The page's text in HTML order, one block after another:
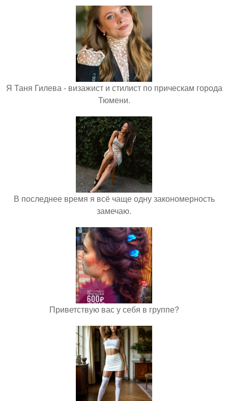
Я Таня Гилева - визажист и стилист по прическам города
Тюмени.
В последнее время я всё чаще одну закономерность
замечаю.
Приветствую вас у себя в группе?